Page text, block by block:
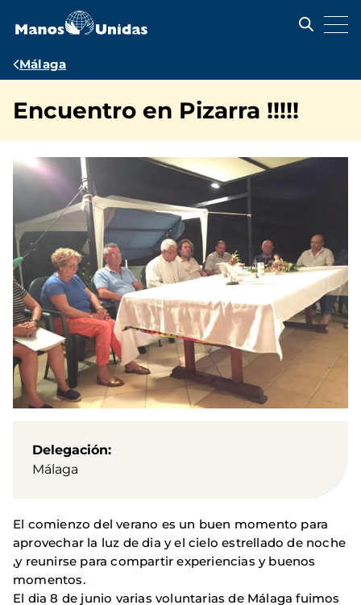
contenido
Ruta
navegación
Málaga
Encuentro en Pizarra !!!!!
Delegación
Málaga
El comienzo del verano es un buen momento para
aprovechar la luz de dia y el cielo estrellado de noche
,y reunirse para compartir experiencias y buenos
momentos.
El dia 8 de junio varias voluntarias de Málaga fuimos